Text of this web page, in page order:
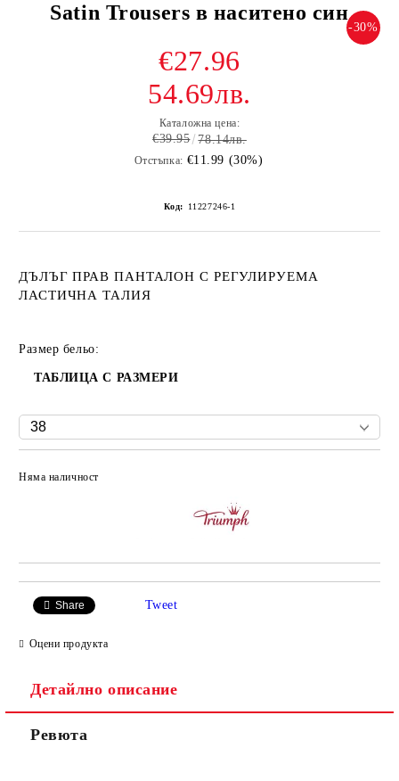
Satin Trousers в наситено син
-30%
€27.96
54.69лв.
Каталожна цена:
€39.95 78.14лв.
Отстъпка: €11.99 (30%)
Код: 11227246-1
ДЪЛЪГ ПРАВ ПАНТАЛОН С РЕГУЛИРУЕМА
ЛАСТИЧНА ТАЛИЯ
Размер бельо:
ТАБЛИЦА С РАЗМЕРИ
Няма наличност
Share Tweet
Оцени продукта
Детайлно описание
Ревюта